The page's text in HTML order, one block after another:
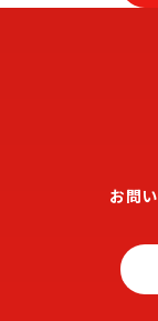
お問